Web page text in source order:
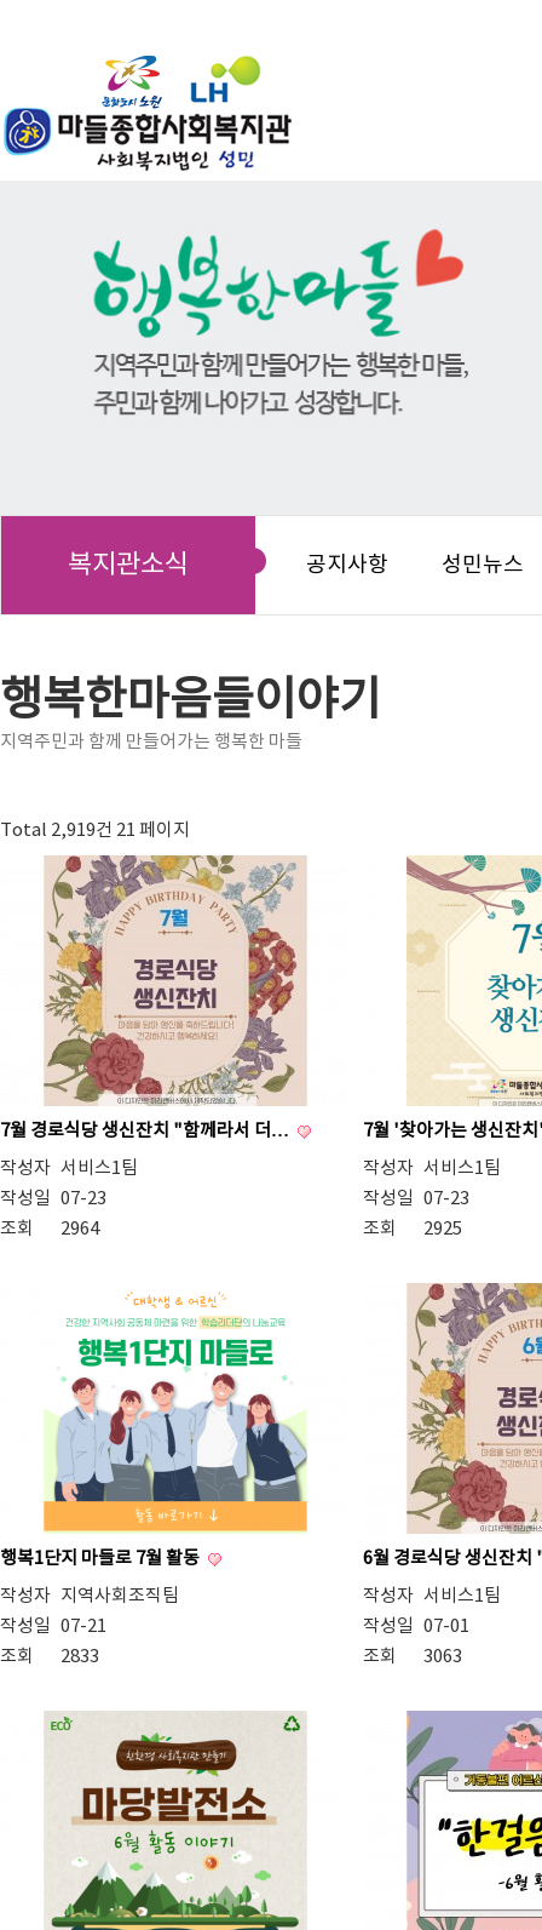
복지관소식 공지사항 성민뉴스
행복한마음들이야기
지역주민과 함께 만들어가는 행복한 마들
Total 2,919건 21 페이지
7월 경로식당 생신잔치 "함께라서 더…
작성자 서비스1팀
작성일 07-23
조회
2964
7월 '찾아가는 생신잔
작성자 서비스1팀
작성일 07-23
조회
2925
행복1단지 마들로 7월 활동
작성자 지역사회조직팀
작성일 07-21
조회
2833
6월 경로식당 생신잔
작성자 서비스1팀
작성일 07-01
조회
3063